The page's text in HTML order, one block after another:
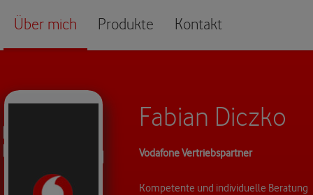
Über mich Produkte Kontakt
Fabian Diczko
Vodafone Vertriebspartner
Kompetente und individuelle Beratung